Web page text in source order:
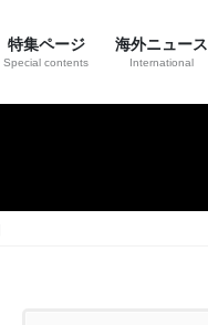
特集ページ
Special contents
海外ニュース
International